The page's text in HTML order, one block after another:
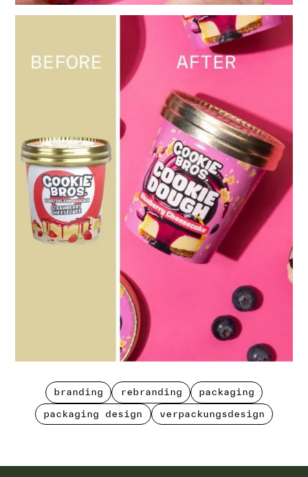
branding
branding
rebranding
rebranding
packaging
packaging
packaging design
packaging design
verpackungsdesign
verpackungsdesign